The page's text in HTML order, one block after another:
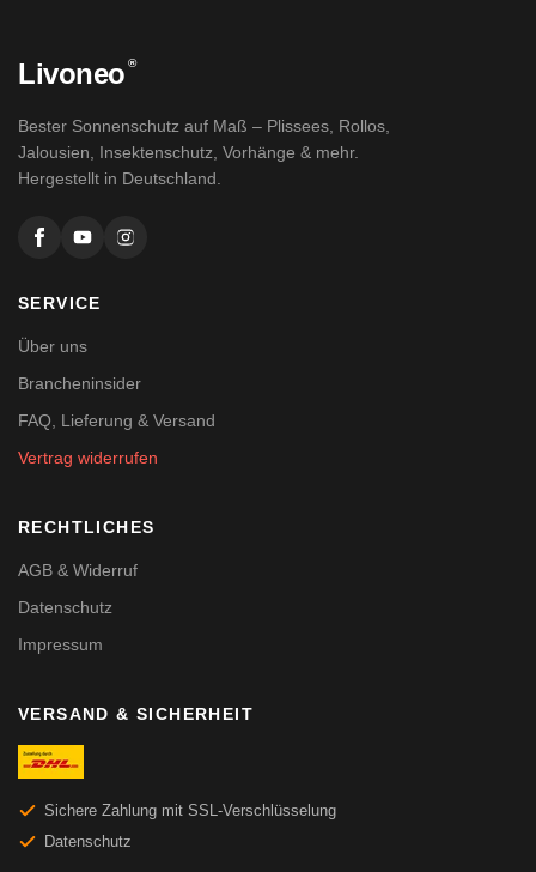
Livoneo ®
Bester Sonnenschutz auf Maß – Plissees, Rollos,
Jalousien, Insektenschutz, Vorhänge & mehr.
Hergestellt in Deutschland.
SERVICE
Über uns
Brancheninsider
FAQ, Lieferung & Versand
Vertrag widerrufen
RECHTLICHES
AGB & Widerruf
Datenschutz
Impressum
VERSAND & SICHERHEIT
Sichere Zahlung mit SSL-Verschlüsselung
Datenschutz